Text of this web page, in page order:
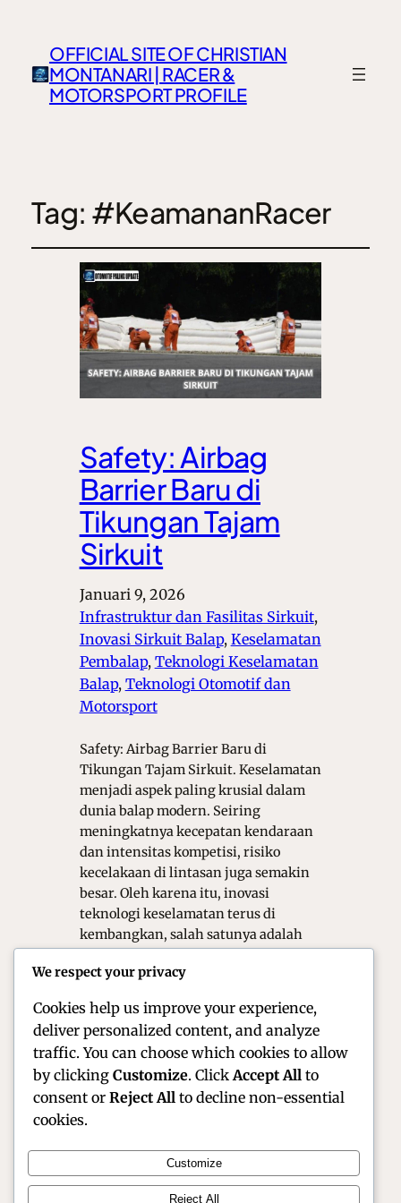
OFFICIAL SITE OF CHRISTIAN
MONTANARI | RACER &
MOTORSPORT PROFILE
Tag: #KeamananRacer
Safety: Airbag
Barrier Baru di
Tikungan Tajam
Sirkuit
Januari 9, 2026
Infrastruktur dan Fasilitas Sirkuit ,
Inovasi Sirkuit Balap, Keselamatan
Pembalap, Teknologi Keselamatan
Balap, Teknologi Otomotif dan
Motorsport
Safety: Airbag Barrier Baru di
Tikungan Tajam Sirkuit. Keselamatan
menjadi aspek paling krusial dalam
dunia balap modern. Seiring
meningkatnya kecepatan kendaraan
dan intensitas kompetisi, risiko
kecelakaan di lintasan juga semakin
besar. Oleh karena itu, inovasi
teknologi keselamatan terus di
kembangkan, salah satunya adalah
tikungan tajam sirkuit. Sistem ini
We respect your privacy
Cookies help us improve your experience,
deliver personalized content, and analyze
traffic. You can choose which cookies to allow
by clicking Customize. Click Accept All to
consent or Reject All to decline non-essential
cookies.
Customize
Reject All